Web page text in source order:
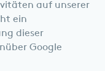
auf unserer
ein
dieser
Google